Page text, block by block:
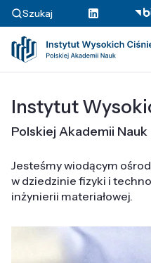
Szukaj
Instytut
Polskiej Akademii Nauk
Jesteśmy wiodącym
w dziedzinie fizyki i
inżynierii materiałowej.